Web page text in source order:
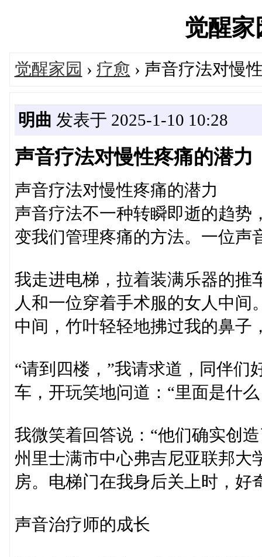
觉醒
觉醒家园 › 疗愈 › 声音疗法对慢
明曲 发表于 2025-1-10 10:28
声音疗法对慢性疼痛的潜力
声音疗法对慢性疼痛的潜力
声音疗法不一种转瞬即逝的趋势
变我们管理疼痛的方法。一位声
我走进电梯，拉着装满乐器的推
人和一位穿着手术服的女人中
中间，竹叶轻轻地拂过我的鼻子
“请到四楼，”我请求道，同伴们
车，开玩笑地问道：“里面是什
我微笑着回答说：“他们确实创
州里士满市中心弗吉尼亚联邦大
房。电梯门在我身后关上时，好
声音治疗师的成长